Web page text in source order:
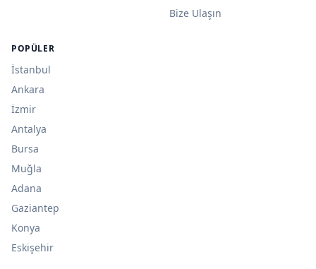
Bize Ulaşın
POPÜLER
İstanbul
Ankara
İzmir
Antalya
Bursa
Muğla
Adana
Gaziantep
Konya
Eskişehir